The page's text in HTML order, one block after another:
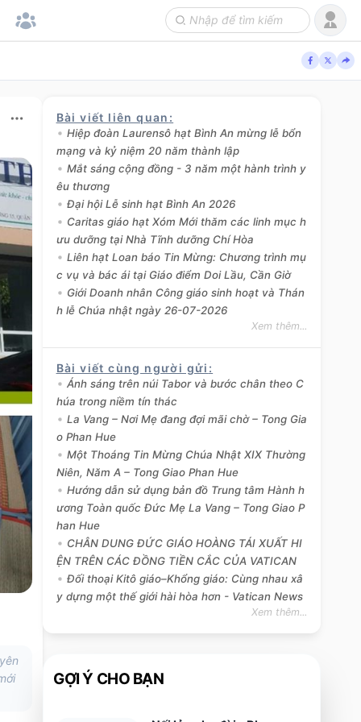
Bài viết liên quan :
Hiệp đoàn Laurensô hạt Bình An mừng lễ bổn
mạng và kỷ niệm 20 năm thành lập
Mắt sáng cộng đồng - 3 năm một hành trình y
êu thương
Đại hội Lễ sinh hạt Bình An 2026
Caritas giáo hạt Xóm Mới thăm các linh mục h
ưu dưỡng tại Nhà Tĩnh dưỡng Chí Hòa
Liên hạt Loan báo Tin Mừng: Chương trình mụ
c vụ và bác ái tại Giáo điểm Doi Lầu, Cần Giờ
Giới Doanh nhân Công giáo sinh hoạt và Thán
h lễ Chúa nhật ngày 26-07-2026
Xem thêm...
Bài viết cùng người gửi :
Ánh sáng trên núi Tabor và bước chân theo C
húa trong niềm tín thác
La Vang – Nơi Mẹ đang đợi mãi chờ – Tong Gia
o Phan Hue
Một Thoáng Tin Mừng Chúa Nhật XIX Thường
Niên, Năm A – Tong Giao Phan Hue
Hướng dẫn sử dụng bản đồ Trung tâm Hành h
ương Toàn quốc Đức Mẹ La Vang – Tong Giao P
han Hue
CHÂN DUNG ĐỨC GIÁO HOÀNG TÁI XUẤT HI
ỆN TRÊN CÁC ĐỒNG TIỀN CẮC CỦA VATICAN
Đối thoại Kitô giáo–Khổng giáo: Cùng nhau xâ
y dựng một thế giới hài hòa hơn - Vatican News
Xem thêm...
GỢI Ý CHO BẠN